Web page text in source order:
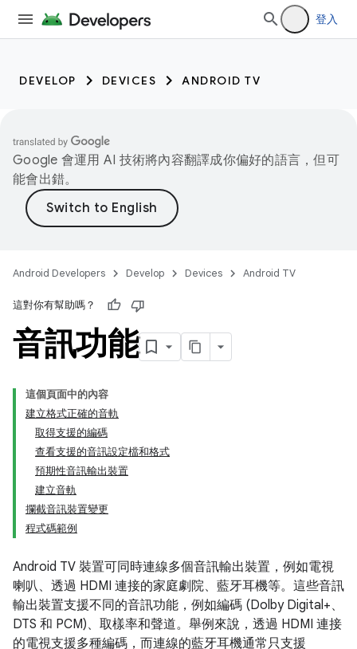
登入
DEVELOP DEVICES ANDROID TV
Google 會運用 AI 技術將內容翻譯成你偏好的語言，但可
能會出錯。
Android Developers Develop Devices Android TV
這對你有幫助嗎？
音訊功能
這個頁面中的內容
建立格式正確的音軌
取得支援的編碼
查看支援的音訊設定檔和格式
預期性音訊輸出裝置
建立音軌
攔截音訊裝置變更
程式碼範例
Android TV 裝置可同時連線多個音訊輸出裝置，例如電視
喇叭、透過 HDMI 連接的家庭劇院、藍牙耳機等。這些音訊
輸出裝置支援不同的音訊功能，例如編碼 (Dolby Digital+、
DTS 和 PCM)、取樣率和聲道。舉例來說，透過 HDMI 連接
的電視支援多種編碼，而連線的藍牙耳機通常只支援